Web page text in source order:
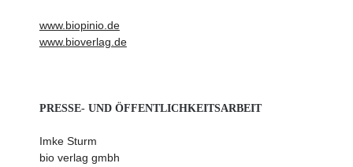
www.biopinio.de
www.bioverlag.de
PRESSE- UND ÖFFENTLICHKEITSARBEIT
Imke Sturm
bio verlag gmbh